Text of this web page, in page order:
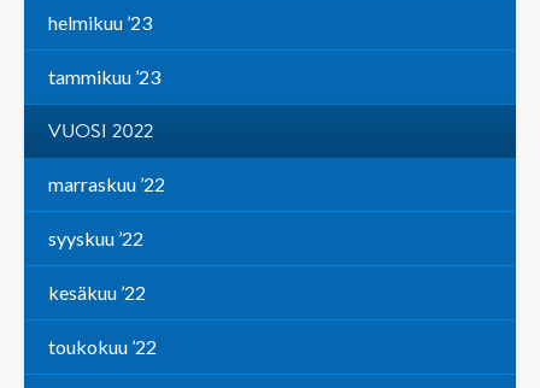
helmikuu ’23
tammikuu ’23
VUOSI 2022
marraskuu ’22
syyskuu ’22
kesäkuu ’22
toukokuu ’22